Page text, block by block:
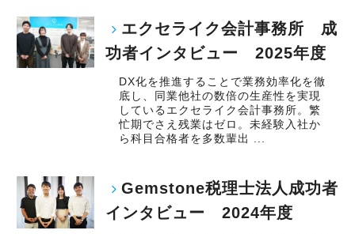
エクセライク会計事務所 成
功者インタビュー 2025年度
DX化を推進することで業務効率化を徹
底し、同業他社の数倍の生産性を実現
しているエクセライク会計事務所。繁
忙期でさえ残業はゼロ。未経験入社か
ら科目合格者を多数輩出 ...
Gemstone税理士法人成功者
インタビュー 2024年度